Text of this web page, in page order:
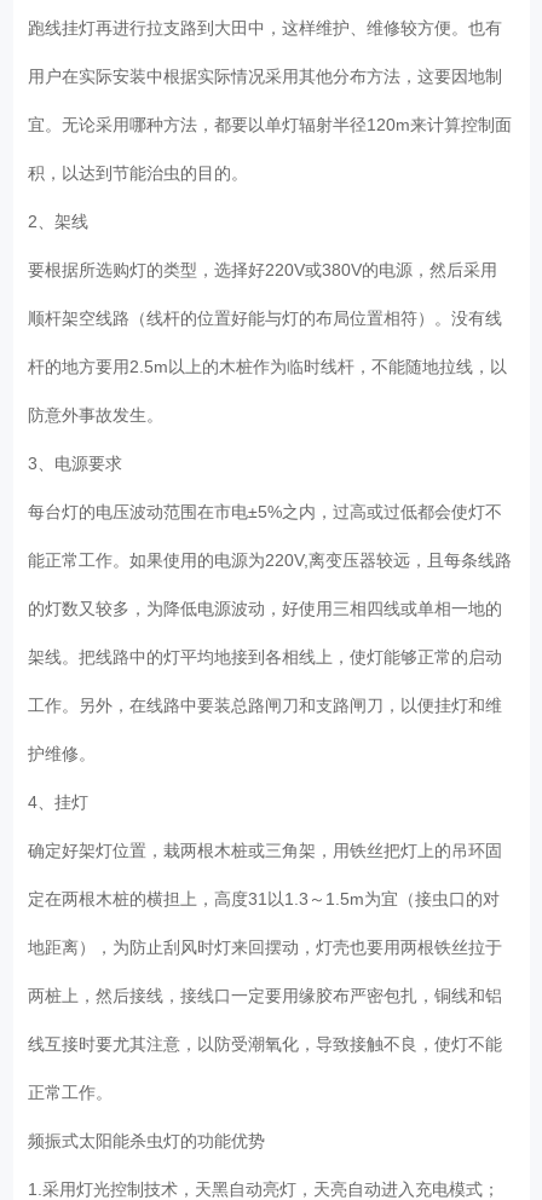
跑线挂灯再进行拉支路到大田中，这样维护、维修较方便。也有
用户在实际安装中根据实际情况采用其他分布方法，这要因地制
宜。无论采用哪种方法，都要以单灯辐射半径120m来计算控制面
积，以达到节能治虫的目的。
2、架线
要根据所选购灯的类型，选择好220V或380V的电源，然后采用
顺杆架空线路（线杆的位置好能与灯的布局位置相符）。没有线
杆的地方要用2.5m以上的木桩作为临时线杆，不能随地拉线，以
防意外事故发生。
3、电源要求
每台灯的电压波动范围在市电±5%之内，过高或过低都会使灯不
能正常工作。如果使用的电源为220V,离变压器较远，且每条线路
的灯数又较多，为降低电源波动，好使用三相四线或单相一地的
架线。把线路中的灯平均地接到各相线上，使灯能够正常的启动
工作。另外，在线路中要装总路闸刀和支路闸刀，以便挂灯和维
护维修。
4、挂灯
确定好架灯位置，栽两根木桩或三角架，用铁丝把灯上的吊环固
定在两根木桩的横担上，高度31以1.3～1.5m为宜（接虫口的对
地距离），为防止刮风时灯来回摆动，灯壳也要用两根铁丝拉于
两桩上，然后接线，接线口一定要用缘胶布严密包扎，铜线和铝
线互接时要尤其注意，以防受潮氧化，导致接触不良，使灯不能
正常工作。
频振式太阳能杀虫灯的功能优势
1.采用灯光控制技术，天黑自动亮灯，天亮自动进入充电模式；